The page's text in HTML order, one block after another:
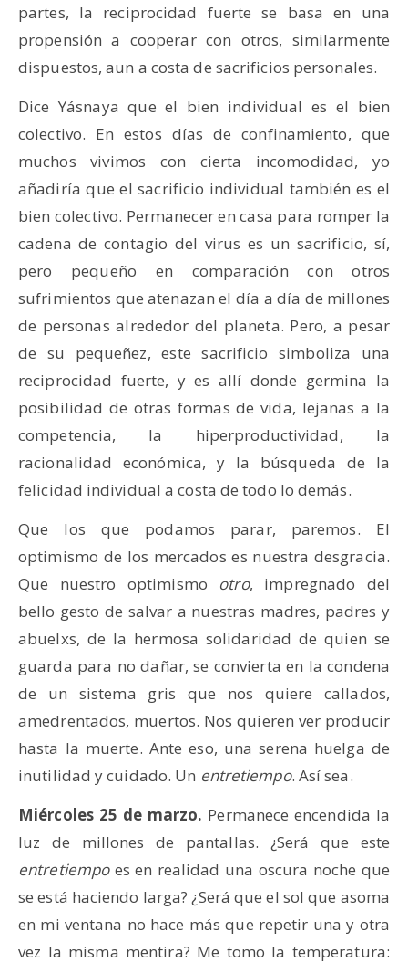
partes, la reciprocidad fuerte se basa en una
propensión a cooperar con otros, similarmente
dispuestos, aun a costa de sacrificios personales.
Dice Yásnaya que el bien individual es el bien
colectivo. En estos días de confinamiento, que
muchos vivimos con cierta incomodidad, yo
añadiría que el sacrificio individual también es el
bien colectivo. Permanecer en casa para romper la
cadena de contagio del virus es un sacrificio, sí,
pero pequeño en comparación con otros
sufrimientos que atenazan el día a día de millones
de personas alrededor del planeta. Pero, a pesar
de su pequeñez, este sacrificio simboliza una
reciprocidad fuerte, y es allí donde germina la
posibilidad de otras formas de vida, lejanas a la
competencia, la hiperproductividad, la
racionalidad económica, y la búsqueda de la
felicidad individual a costa de todo lo demás.
Que los que podamos parar, paremos. El
optimismo de los mercados es nuestra desgracia.
Que nuestro optimismo otro, impregnado del
bello gesto de salvar a nuestras madres, padres y
abuelxs, de la hermosa solidaridad de quien se
guarda para no dañar, se convierta en la condena
de un sistema gris que nos quiere callados,
amedrentados, muertos. Nos quieren ver producir
hasta la muerte. Ante eso, una serena huelga de
inutilidad y cuidado. Un entretiempo. Así sea.
Miércoles 25 de marzo. Permanece encendida la
luz de millones de pantallas. ¿Será que este
entretiempoes en realidad una oscura noche que
se está haciendo larga? ¿Será que el sol que asoma
en mi ventana no hace más que repetir una y otra
vez la misma mentira? Me tomo la temperatura: